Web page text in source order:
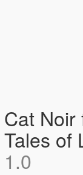
Cat Noir
Tales of
1.0